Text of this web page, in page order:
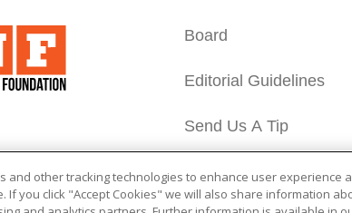
Board
Editorial Guidelines
Send Us A Tip
and other tracking technologies to enhance user experience
If you click "Accept Cookies" we will also share information